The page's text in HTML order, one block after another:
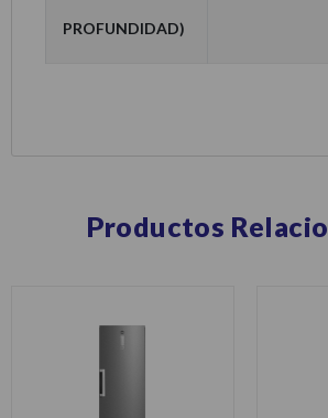
Profundidad)
Productos